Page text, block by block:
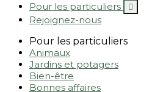
Pour les particuliers

Rejoignez-nous
Pour les particuliers
Animaux
Jardins et potagers
Bien-être
Bonnes affaires